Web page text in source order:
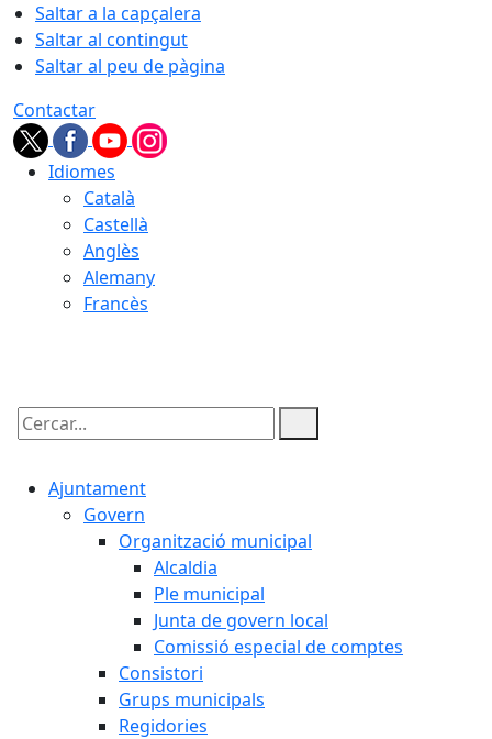
Saltar a la capçalera
Saltar al contingut
Saltar al peu de pàgina
Contactar
Idiomes
Català
Castellà
Anglès
Alemany
Francès
Cercar:
Ajuntament
Govern
Organització municipal
Alcaldia
Ple municipal
Junta de govern local
Comissió especial de comptes
Consistori
Grups municipals
Regidories